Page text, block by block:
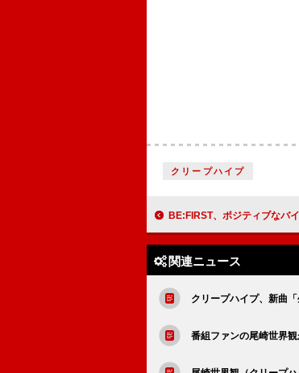
クリープハイプ
BE:FIRST、ポジティブなバイブスの「
関連ニュース
クリープハイプ、新曲
番組ファンの尾崎世界